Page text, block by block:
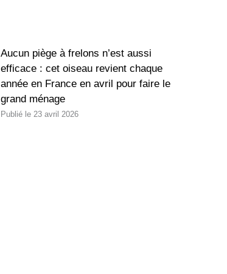
Aucun piège à frelons n’est aussi
efficace : cet oiseau revient chaque
année en France en avril pour faire le
grand ménage
23 avril 2026